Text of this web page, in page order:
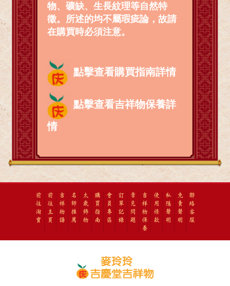
物、礦缺、生長紋理等自然特
徵。所述的均不屬瑕疵論，故請
在購買時必須注意。
點擊查看購買指南詳情
點擊查看吉祥物保養詳
情
前
往
淘
寶
前
往
主
頁
吉
祥
物
語
名
師
推
薦
太
歲
飾
物
購
買
指
南
會
員
專
區
訂
單
記
錄
常
見
問
題
吉
祥
物
保
養
使
用
條
款
私
隱
聲
明
免
責
聲
明
聯
絡
客
服